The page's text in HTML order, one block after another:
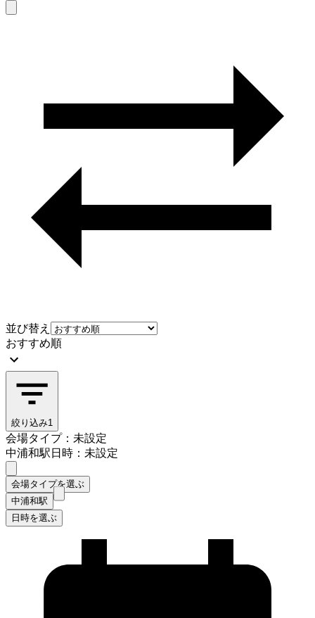
並び替え
おすすめ順
絞り込み1
会場タイプ：未設定
中浦和駅日時：未設定
会場タイプを選ぶ
中浦和駅
日時を選ぶ